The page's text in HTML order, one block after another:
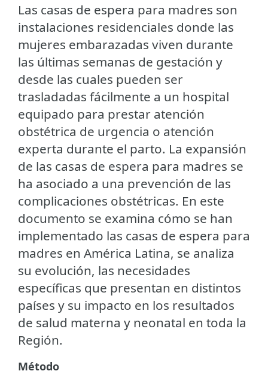
Las casas de espera para madres son
instalaciones residenciales donde las
mujeres embarazadas viven durante
las últimas semanas de gestación y
desde las cuales pueden ser
trasladadas fácilmente a un hospital
equipado para prestar atención
obstétrica de urgencia o atención
experta durante el parto. La expansión
de las casas de espera para madres se
ha asociado a una prevención de las
complicaciones obstétricas. En este
documento se examina cómo se han
implementado las casas de espera para
madres en América Latina, se analiza
su evolución, las necesidades
específicas que presentan en distintos
países y su impacto en los resultados
de salud materna y neonatal en toda la
Región.
Método